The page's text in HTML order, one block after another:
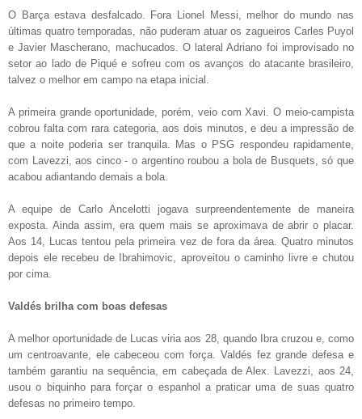
O Barça estava desfalcado. Fora Lionel Messi, melhor do mundo nas
últimas quatro temporadas, não puderam atuar os zagueiros Carles Puyol
e Javier Mascherano, machucados. O lateral Adriano foi improvisado no
setor ao lado de Piqué e sofreu com os avanços do atacante brasileiro,
talvez o melhor em campo na etapa inicial.
A primeira grande oportunidade, porém, veio com Xavi. O meio-campista
cobrou falta com rara categoria, aos dois minutos, e deu a impressão de
que a noite poderia ser tranquila. Mas o PSG respondeu rapidamente,
com Lavezzi, aos cinco - o argentino roubou a bola de Busquets, só que
acabou adiantando demais a bola.
A equipe de Carlo Ancelotti jogava surpreendentemente de maneira
exposta. Ainda assim, era quem mais se aproximava de abrir o placar.
Aos 14, Lucas tentou pela primeira vez de fora da área. Quatro minutos
depois ele recebeu de Ibrahimovic, aproveitou o caminho livre e chutou
por cima.
Valdés brilha com boas defesas
A melhor oportunidade de Lucas viria aos 28, quando Ibra cruzou e, como
um centroavante, ele cabeceou com força. Valdés fez grande defesa e
também garantiu na sequência, em cabeçada de Alex. Lavezzi, aos 24,
usou o biquinho para forçar o espanhol a praticar uma de suas quatro
defesas no primeiro tempo.